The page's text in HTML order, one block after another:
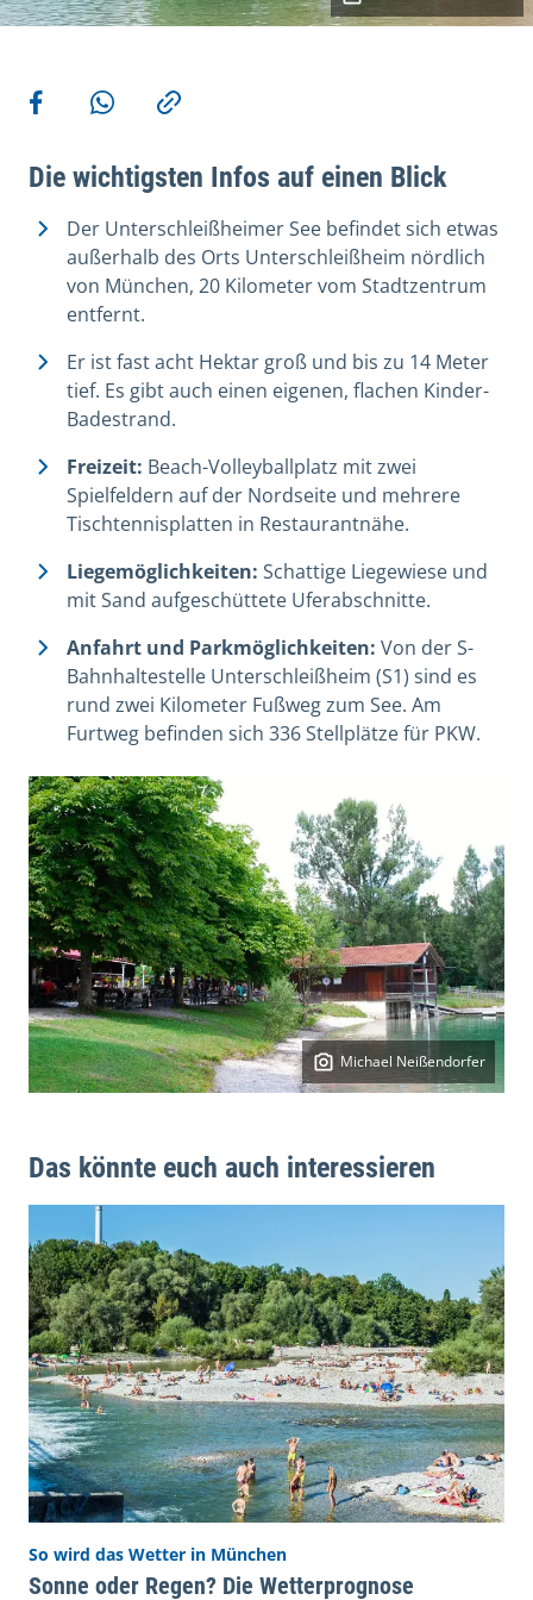
Weitere Aktionen
Teilen auf Facebook
Teilen via WhatsApp
Kopieren
Die wichtigsten Infos auf einen Blick
Der Unterschleißheimer See befindet sich etwas
außerhalb des Orts Unterschleißheim nördlich
von München, 20 Kilometer vom Stadtzentrum
entfernt.
Er ist fast acht Hektar groß und bis zu 14 Meter
tief. Es gibt auch einen eigenen, flachen Kinder-
Badestrand.
Freizeit: Beach-Volleyballplatz mit zwei
Spielfeldern auf der Nordseite und mehrere
Tischtennisplatten in Restaurantnähe.
Liegemöglichkeiten: Schattige Liegewiese und
mit Sand aufgeschüttete Uferabschnitte.
Anfahrt und Parkmöglichkeiten: Von der S-
Bahnhaltestelle Unterschleißheim (S1) sind es
rund zwei Kilometer Fußweg zum See. Am
Furtweg befinden sich 336 Stellplätze für PKW.
Michael Neißendorfer
Das könnte euch auch interessieren
So wird das Wetter in München
Sonne oder Regen? Die Wetterprognose